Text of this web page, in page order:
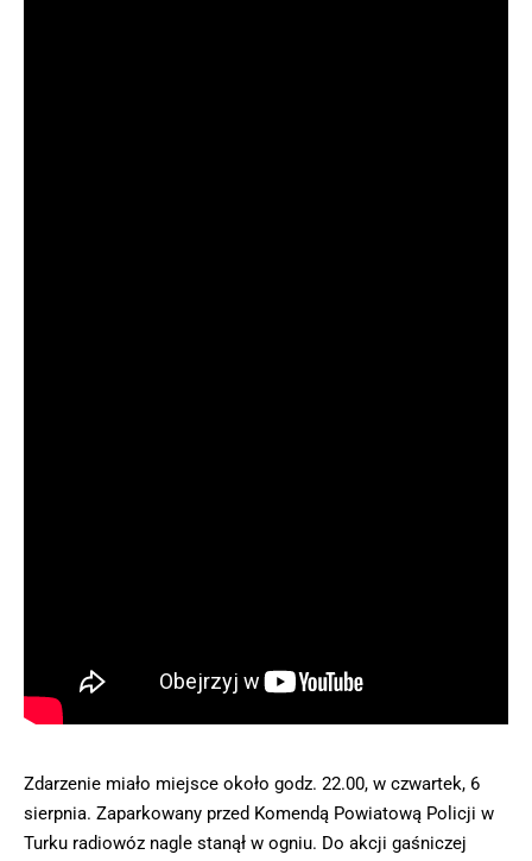
Zdarzenie miało miejsce około godz. 22.00, w czwartek, 6
sierpnia. Zaparkowany przed Komendą Powiatową Policji w
Turku radiowóz nagle stanął w ogniu. Do akcji gaśniczej